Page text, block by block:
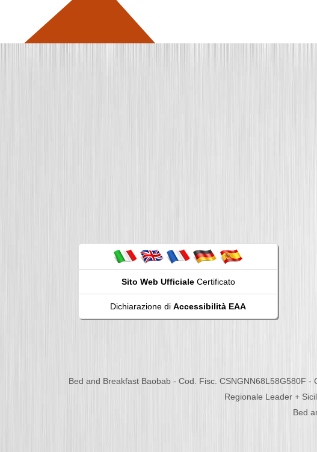
Sito Web UfficialeCertificato
Dichiarazione di Accessibilità EAA
Bed and Breakfast Baobab - Cod. Fisc. CSNGNN68L58G580F
Regionale Leader +
Bed